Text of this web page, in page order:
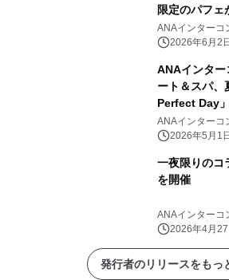
限定のパフェ
ANAインターコ
スパ2026年6月2
ANAインター
ート＆スパ、
Perfect Day
ネス・プライ
を提供
ANAインターコ
スパ2026年5月1
一夜限りのコ
を開催
ANAインターコ
スパ2026年4月
発行者のリリースをもっ